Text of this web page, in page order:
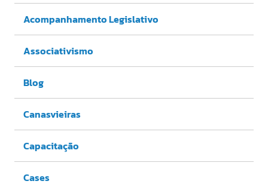
Acompanhamento Legislativo
Associativismo
Blog
Canasvieiras
Capacitação
Cases